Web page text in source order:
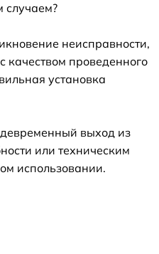
случаем?
неисправности,
качеством проведенного
установка
выход из
или техническим
использовании.